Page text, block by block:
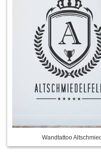
Wandtattoo